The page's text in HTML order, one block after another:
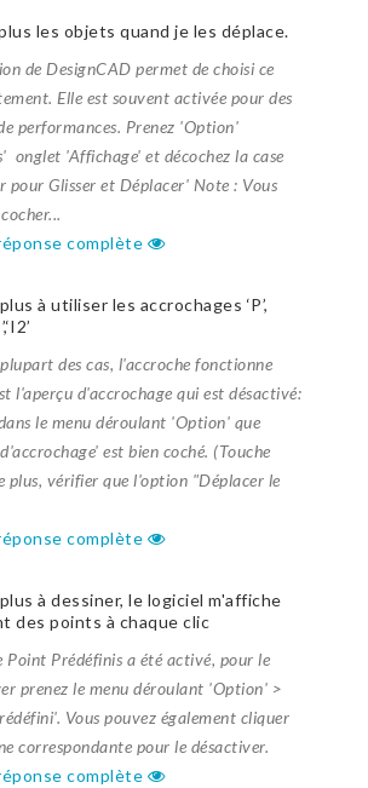
les objets quand je les déplace.
de DesignCAD permet de choisi ce
Elle est souvent activée pour des
performances. Prenez 'Option'
onglet 'Affichage' et décochez la case
pour Glisser et Déplacer' Note : Vous
complète
à utiliser les accrochages ‘P’,
des cas, l'accroche fonctionne
l'aperçu d'accrochage qui est désactivé:
le menu déroulant 'Option' que
est bien coché. (Touche
plus, vérifier que l'option "Déplacer le
complète
à dessiner, le logiciel m'affiche
des points à chaque clic
Point Prédéfinis a été activé, pour le
prenez le menu déroulant 'Option' >
Vous pouvez également cliquer
correspondante pour le désactiver.
complète